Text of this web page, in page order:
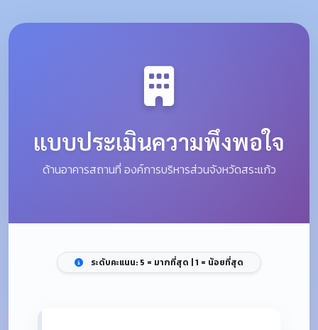
แบบประเมินความพึงพอใจ
ด้านอาคารสถานที่ องค์การบริหารส่วนจังหวัดสระแก้ว
ระดับคะแนน: 5 = มากที่สุด | 1 = น้อยที่สุด